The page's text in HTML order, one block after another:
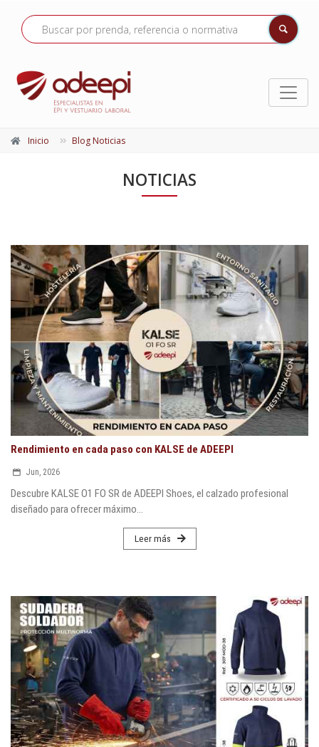
Inicio Blog Noticias
NOTICIAS
Rendimiento en cada paso con KALSE de ADEEPI
Jun, 2026
Descubre KALSE O1 FO SR de ADEEPI Shoes, el calzado profesional
diseñado para ofrecer máximo...
Leer más